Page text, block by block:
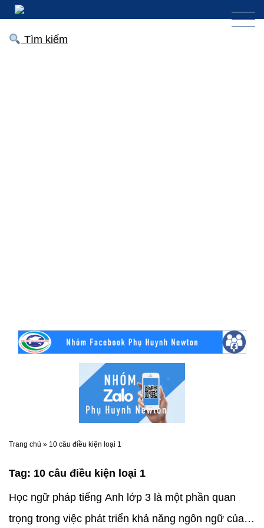
Tìm kiếm
Trang chủ » 10 câu điều kiện loại 1
Tag: 10 câu điều kiện loại 1
Học ngữ pháp tiếng Anh lớp 3 là một phần quan
trọng trong việc phát triển khả năng ngôn ngữ của